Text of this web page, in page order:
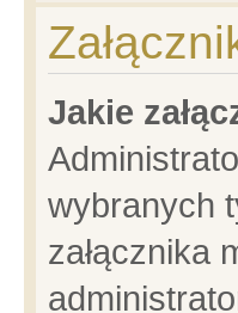
Jakie
wybranych
załącznika